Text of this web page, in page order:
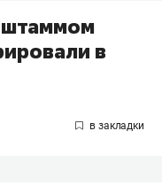
штаммом
в